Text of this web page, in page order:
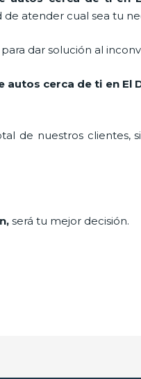
atender cual sea tu
dar solución al
autos cerca de ti en El
de nuestros clientes,
,será tu mejor decisión.